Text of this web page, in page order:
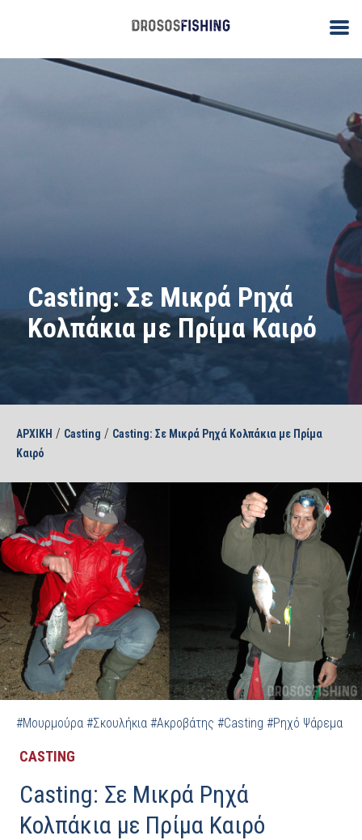
Casting: Σε Μικρά Ρηχά
Κολπάκια με Πρίμα Καιρό
ΑΡΧΙΚΗ / Casting / Casting: Σε Μικρά Ρηχά Κολπάκια με Πρίμα
Καιρό
#Μουρμούρα #Σκουλήκια #Ακροβάτης #Casting #Ρηχό Ψάρεμα
CASTING
Casting: Σε Μικρά Ρηχά
Κολπάκια με Πρίμα Καιρό